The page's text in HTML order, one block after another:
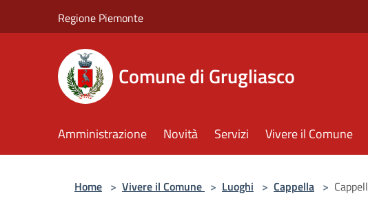
Regione Piemonte
Comune di Grugliasco
Amministrazione Novità Servizi Vivere il Comune
Home > Vivere il Comune > Luoghi > Cappella >